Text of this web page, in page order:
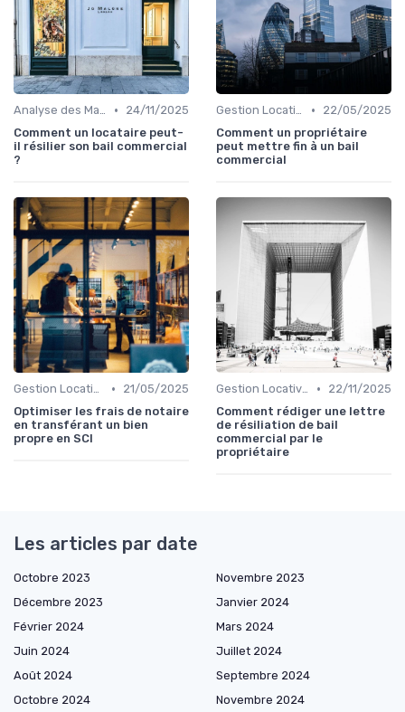
Analyse des Marchés Locaux et Globaux •
24/11/2025
Comment un locataire peut-
il résilier son bail commercial
?
Gestion Locative et Asset Management •
22/05/2025
Comment un propriétaire
peut mettre fin à un bail
commercial
Gestion Locative et Asset Management •
21/05/2025
Optimiser les frais de notaire
en transférant un bien
propre en SCI
Gestion Locative et Asset Management •
22/11/2025
Comment rédiger une lettre
de résiliation de bail
commercial par le
propriétaire
Les articles par date
Octobre 2023
Novembre 2023
Décembre 2023
Janvier 2024
Février 2024
Mars 2024
Juin 2024
Juillet 2024
Août 2024
Septembre 2024
Octobre 2024
Novembre 2024